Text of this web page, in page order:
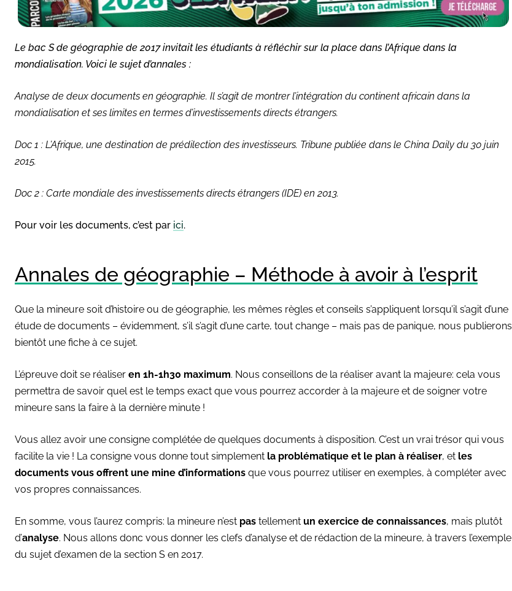
Le bac S de géographie de 2017 invitait les étudiants à réfléchir sur la place dans l’Afrique dans la
mondialisation. Voici le sujet d’annales :
Analyse de deux documents en géographie. Il s’agit de montrer l’intégration du continent africain dans la
mondialisation et ses limites en termes d’investissements directs étrangers.
Doc 1 : L’Afrique, une destination de prédilection des investisseurs. Tribune publiée dans le China Daily du 30 juin
2015.
Doc 2 : Carte mondiale des investissements directs étrangers (IDE) en 2013.
Pour voir les documents, c’est par ici.
Annales de géographie – Méthode à avoir à l’esprit
Que la mineure soit d’histoire ou de géographie, les mêmes règles et conseils s’appliquent lorsqu’il s’agit d’une
étude de documents – évidemment, s’il s’agit d’une carte, tout change – mais pas de panique, nous publierons
bientôt une fiche à ce sujet.
L’épreuve doit se réaliser en 1h-1h30 maximum. Nous conseillons de la réaliser avant la majeure: cela vous
permettra de savoir quel est le temps exact que vous pourrez accorder à la majeure et de soigner votre
mineure sans la faire à la dernière minute !
Vous allez avoir une consigne complétée de quelques documents à disposition. C’est un vrai trésor qui vous
facilite la vie ! La consigne vous donne tout simplement la problématique et le plan à réaliser, et les
documents vous offrent une mine d’informations que vous pourrez utiliser en exemples, à compléter avec
vos propres connaissances.
En somme, vous l’aurez compris: la mineure n’est pas tellement un exercice de connaissances, mais plutôt
d’analyse. Nous allons donc vous donner les clefs d’analyse et de rédaction de la mineure, à travers l’exemple
du sujet d’examen de la section S en 2017.